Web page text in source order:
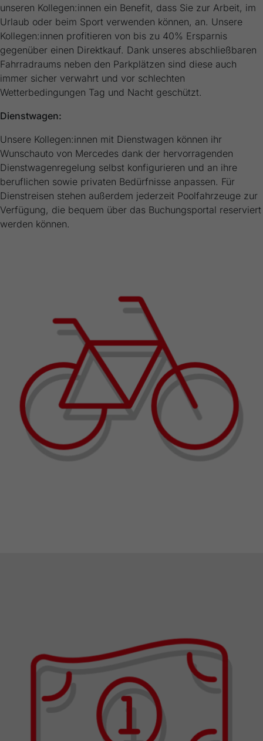
unseren Kollegen:innen ein Benefit, dass Sie zur Arbeit, im
Urlaub oder beim Sport verwenden können, an. Unsere
Kollegen:innen profitieren von bis zu 40% Ersparnis
gegenüber einen Direktkauf. Dank unseres abschließbaren
Fahrradraums neben den Parkplätzen sind diese auch
immer sicher verwahrt und vor schlechten
Wetterbedingungen Tag und Nacht geschützt.
Dienstwagen:
Unsere Kollegen:innen mit Dienstwagen können ihr
Wunschauto von Mercedes dank der hervorragenden
Dienstwagenregelung selbst konfigurieren und an ihre
beruflichen sowie privaten Bedürfnisse anpassen. Für
Dienstreisen stehen außerdem jederzeit Poolfahrzeuge zur
Verfügung, die bequem über das Buchungsportal reserviert
werden können.